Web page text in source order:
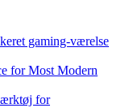
gaming-værelse
for Most Modern
for